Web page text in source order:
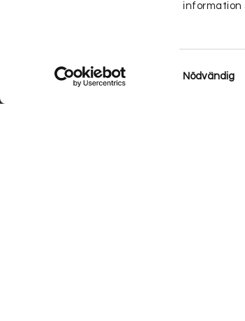
information
Nödvändig
Vi använder cookies för att se till att vi ger